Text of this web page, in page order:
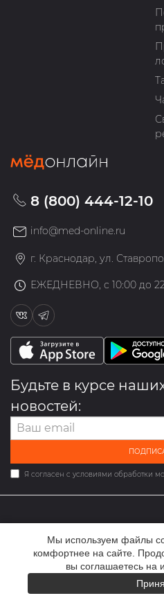
Мы используем файлы
комфортнее на сайте.
вы соглашаетесь на
8 (800) 444-12-10
info@med-online.ru
г. Краснодар, ул.
ЕЖЕДНЕВНО, с 10:00 до
Будьте в курсе
новостей:
Я согласен с условиями обработки
2026 © Мультибрендовый
online.ru